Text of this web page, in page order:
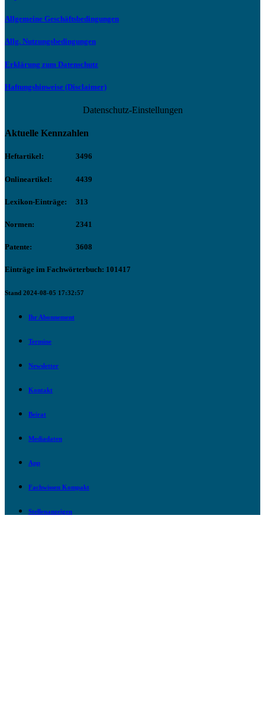
Allgemeine Geschäftsbedingungen
Allg. Nutzungsbedingungen
Erklärung zum Datenschutz
Haftungshinweise (Disclaimer)
Datenschutz-Einstellungen
Aktuelle Kennzahlen
Heftartikel: 3496
Onlineartikel: 4439
Lexikon-Einträge: 313
Normen: 2341
Patente: 3608
Einträge im Fachwörterbuch: 101417
Stand 2024-08-05 17:32:57
Ihr Abonnement
Termine
Newsletter
Kontakt
Beirat
Mediadaten
App
Fachwissen Kompakt
Stellenanzeigen